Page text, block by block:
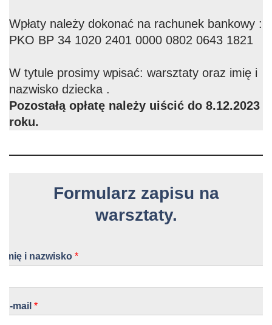
Wpłaty należy dokonać na rachunek bankowy :
PKO BP 34 1020 2401 0000 0802 0643 1821
W tytule prosimy wpisać: warsztaty oraz imię i
nazwisko dziecka .
Pozostałą opłatę należy uiścić do 8.12.2023
roku.
Formularz zapisu na
warsztaty.
Imię i nazwisko*
E-mail*